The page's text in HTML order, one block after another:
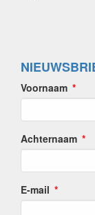
Voornaam
Achternaam
E-mail